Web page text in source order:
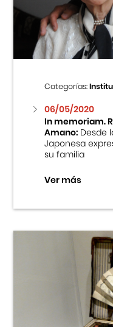
Centro Cultural
Cursos
Museo de la
Fondo Editorial
Teatro
Categorías:
06/05/2020
In memoriam.
Amano:Desde
Japonesa
su familia
Ver más